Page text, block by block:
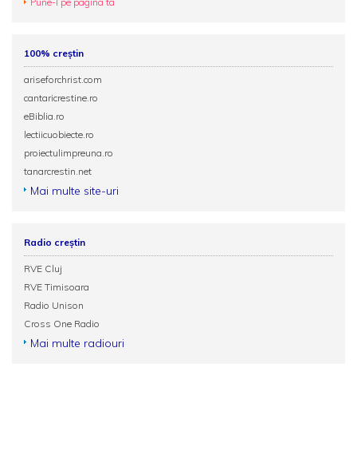
100% creștin
ariseforchrist.com
cantaricrestine.ro
eBiblia.ro
lectiicuobiecte.ro
proiectulimpreuna.ro
tanarcrestin.net
Mai multe site-uri
Radio creștin
RVE Cluj
RVE Timisoara
Radio Unison
Cross One Radio
Mai multe radiouri